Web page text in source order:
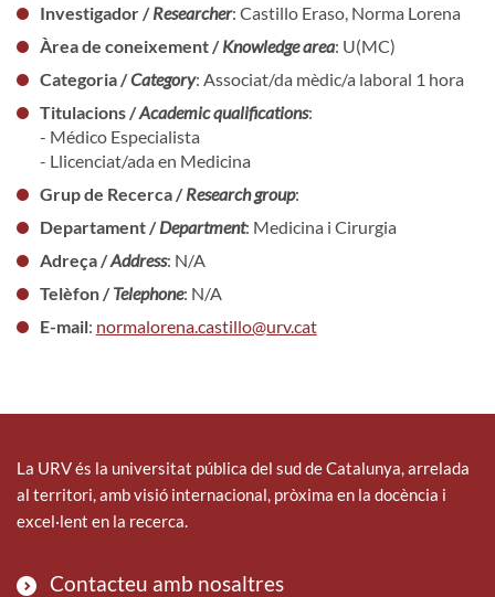
Investigador /Researcher: Castillo Eraso, Norma Lorena
Àrea de coneixement /Knowledge area: U(MC)
Categoria /Category: Associat/da mèdic/a laboral 1 hora
Titulacions /Academic qualifications:
- Médico Especialista
- Llicenciat/ada en Medicina
Grup de Recerca /Research group:
Departament /Department: Medicina i Cirurgia
Adreça /Address: N/A
Telèfon /Telephone: N/A
E-mail: normalorena.castillo@urv.cat
La URV és la universitat pública del sud de Catalunya, arrelada
al territori, amb visió internacional, pròxima en la docència i
excel·lent en la recerca.
Contacteu amb nosaltres